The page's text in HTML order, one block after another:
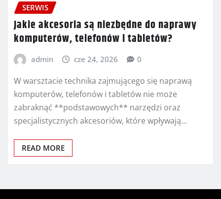
SERWIS
Jakie akcesoria są niezbędne do naprawy
komputerów, telefonów i tabletów?
admin cze 24, 2026 0
W warsztacie technika zajmującego się naprawą
komputerów, telefonów i tabletów nie może
zabraknąć **podstawowych** narzędzi oraz
specjalistycznych akcesoriów, które wpływają…
READ MORE